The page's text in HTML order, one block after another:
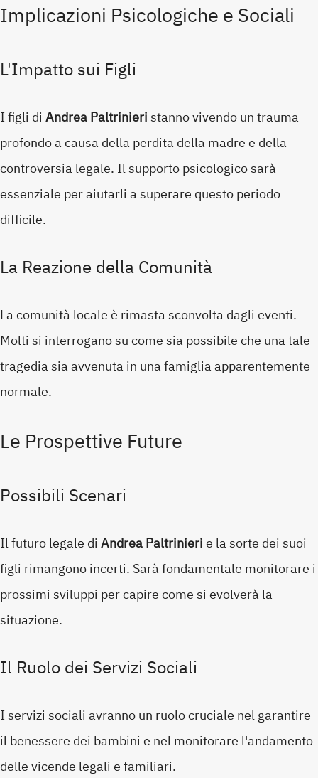
Implicazioni Psicologiche e Sociali
L'Impatto sui Figli
I figli di Andrea Paltrinieristanno vivendo un trauma
profondo a causa della perdita della madre e della
controversia legale. Il supporto psicologico sarà
essenziale per aiutarli a superare questo periodo
difficile.
La Reazione della Comunità
La comunità locale è rimasta sconvolta dagli eventi.
Molti si interrogano su come sia possibile che una tale
tragedia sia avvenuta in una famiglia apparentemente
normale.
Le Prospettive Future
Possibili Scenari
Il futuro legale di Andrea Paltrinierie la sorte dei suoi
figli rimangono incerti. Sarà fondamentale monitorare i
prossimi sviluppi per capire come si evolverà la
situazione.
Il Ruolo dei Servizi Sociali
I servizi sociali avranno un ruolo cruciale nel garantire
il benessere dei bambini e nel monitorare l'andamento
delle vicende legali e familiari.